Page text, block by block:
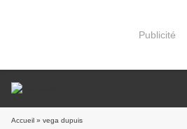
Publicité
Accueil » vega dupuis